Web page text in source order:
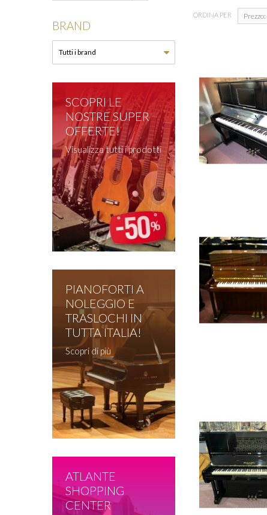
ORDINA PER
BRAND
SCOPRI LE
NOSTRE SUPER
OFFERTE!
Visualizza tutti i prodotti
PIANOFORTI A
NOLEGGIO E
TRASLOCHI IN
TUTTA ITALIA!
Scopri di più
ATLANTE
SHOPPING
CENTER